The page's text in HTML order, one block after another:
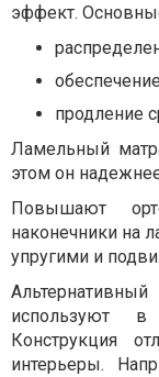
эффект.
продление
Ламельный
этом он
Повышают
наконечники на
упругими и
используют в
Конструкция
интерьеры.